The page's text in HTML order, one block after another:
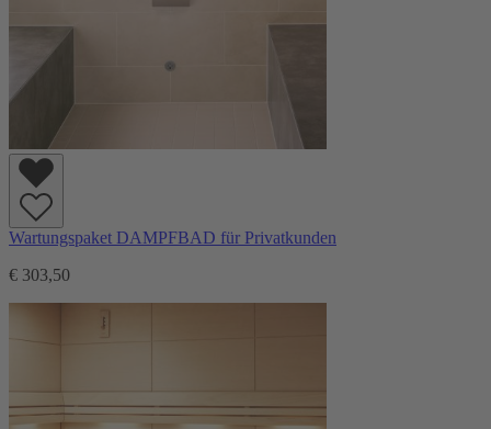
Wartungspaket DAMPFBAD für Privatkunden
€ 303,50